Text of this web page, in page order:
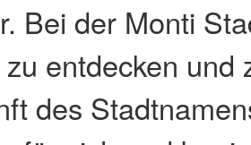
Bei der Monti
entdecken und
des